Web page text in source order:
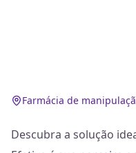
Farmácia de
Descubra a solução